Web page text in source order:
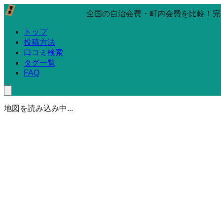
全国の自治会費・町内会費を比較！
トップ
投稿方法
口コミ検索
タグ一覧
FAQ
地図を読み込み中...